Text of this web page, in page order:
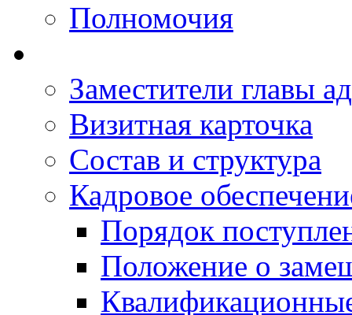
Полномочия
Заместители главы
Визитная карточка
Состав и структура
Кадровое
Порядок
Положение о